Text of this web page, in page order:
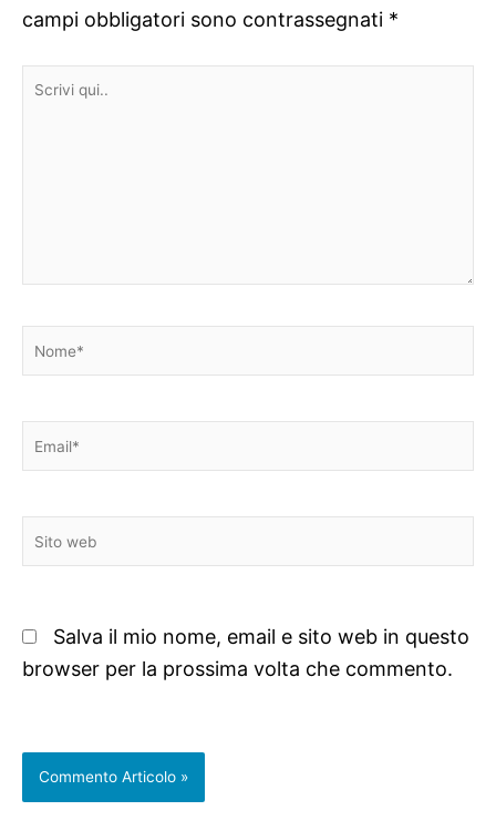
campi obbligatori sono contrassegnati *
Scrivi
Nome*
Email*
Sito
web
Salva il mio nome, email e sito web in questo
browser per la prossima volta che commento.